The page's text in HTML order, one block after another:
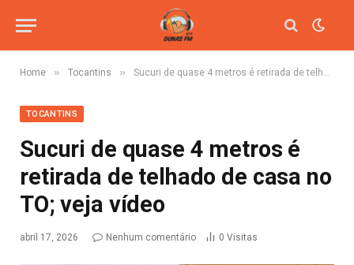
Home » Tocantins » Sucuri de quase 4 metros é retirada de telhado de casa no TO; veja vídeo
TOCANTINS
Sucuri de quase 4 metros é
retirada de telhado de casa no
TO; veja vídeo
abril 17, 2026 Nenhum comentário 0 Visitas